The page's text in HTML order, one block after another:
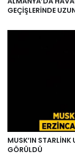
GEÇİŞLERİNDE
MUSK’IN
GÖRÜLDÜ